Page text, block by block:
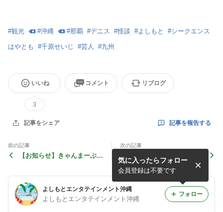
#観光 #沖縄 #那覇 #デニス #怪談 #よしもと #シークエンス
はやとも #千原せいじ #芸人 #九州
いいね
3
コメント リブログ
記事をシェア 記事を報告する
前の記事
【お知らせ】きゃんまーぶ斎
次の記事
5月9日(土) 九州・沖縄の最恐
行脚！開催決定！！
よしもとエンタテインメント沖縄
よしもとエンタテインメント沖縄
気に入ったらフォロー
会員登録は不要です
フォロー